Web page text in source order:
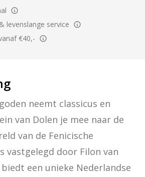
levenslange service
€40,-
neemt classicus en
van Dolen je mee naar de
van de Fenicische
vastgelegd door Filon van
een unieke Nederlandse